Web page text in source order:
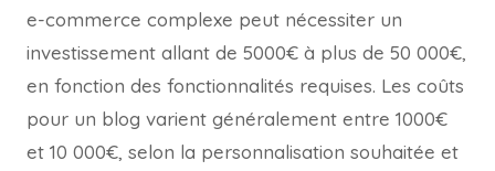
e-commerce complexe peut nécessiter un
investissement allant de 5000€ à plus de 50 000€,
en fonction des fonctionnalités requises. Les coûts
pour un blog varient généralement entre 1000€
et 10 000€, selon la personnalisation souhaitée et